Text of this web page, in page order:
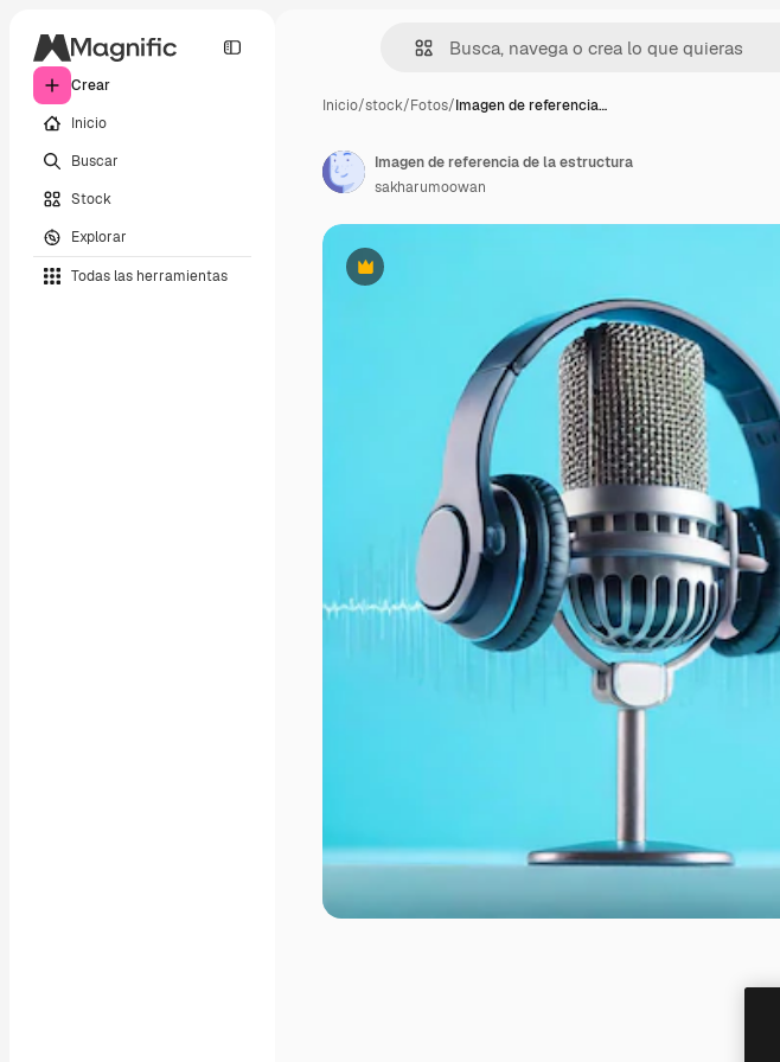
Crear
Inicio
Buscar
Stock
Explorar
Todas las herramientas
Inicio/stock/Fotos/Imagen de referencia…
Premium
Imagen de referencia de la estructura
sakharumoowan